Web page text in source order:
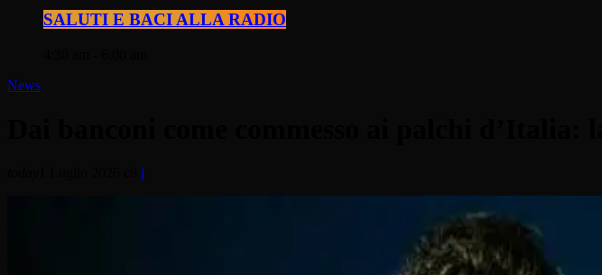
SALUTI E BACI ALLA RADIO
News